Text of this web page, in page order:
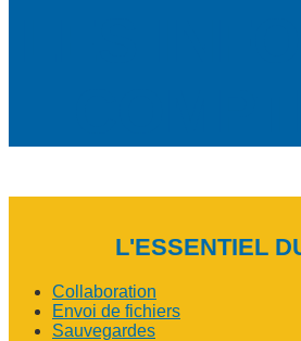
L'ESSENTIEL
Collaboration
Envoi de fichiers
Sauvegardes